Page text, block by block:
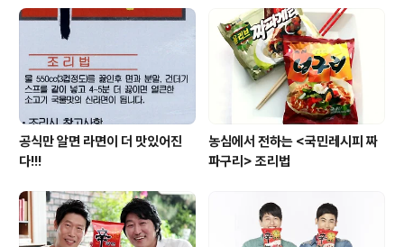
만치 않다. 공중파 방송 3사의 각종 맛집 소개 프로그램은
물론 종편의 미식프로그램과 각종 인쇄매체, 일본 방송에
도 소개된 진주회관은 2012년 농림수산식품부와 한식재
단이 선정한 ‘한국인이 사랑하는 ..
공식만 알면 라면이 더 맛있어진
다!!!
농심에서 전하는 <국민레시피 짜
파구리> 조리법